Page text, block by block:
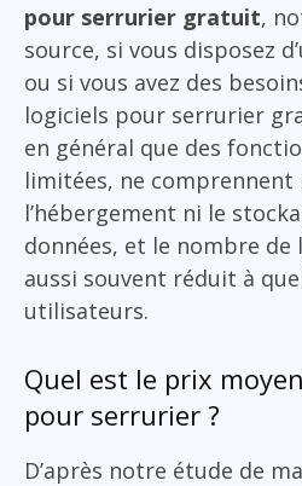
pour serrurier gratuit,
source, si vous disposez
ou si vous avez des
logiciels pour serrurier
en général que des
limitées, ne comprennent
l’hébergement ni le
données, et le nombre de
aussi souvent réduit à
utilisateurs.
Quel est le prix
pour serrurier ?
D’après notre étude de